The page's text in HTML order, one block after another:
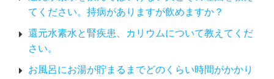
てください。持病がありますが飲めますか？
還元水素水と腎疾患、カリウムについて教えてくだ
さい。
お風呂にお湯が貯まるまでどのくらい時間がかかり